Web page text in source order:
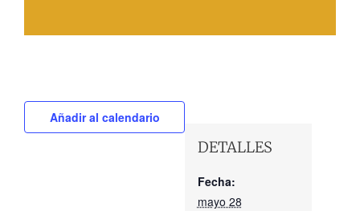
Añadir al calendario
DETALLES
Fecha:
mayo 28